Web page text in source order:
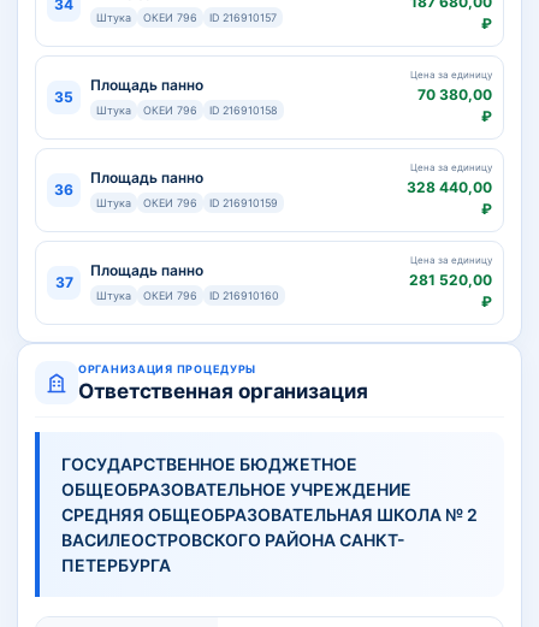
34
Штука ОКЕИ 796 ID 216910157
₽
35
Площадь панно
Штука ОКЕИ 796 ID 216910158
Цена за единицу
70 380,00
₽
36
Площадь панно
Штука ОКЕИ 796 ID 216910159
Цена за единицу
328 440,00
₽
37
Площадь панно
Штука ОКЕИ 796 ID 216910160
Цена за единицу
281 520,00
₽
ОРГАНИЗАЦИЯ ПРОЦЕДУРЫ
Ответственная организация
ГОСУДАРСТВЕННОЕ БЮДЖЕТНОЕ
ОБЩЕОБРАЗОВАТЕЛЬНОЕ УЧРЕЖДЕНИЕ
СРЕДНЯЯ ОБЩЕОБРАЗОВАТЕЛЬНАЯ ШКОЛА № 2
ВАСИЛЕОСТРОВСКОГО РАЙОНА САНКТ-
ПЕТЕРБУРГА